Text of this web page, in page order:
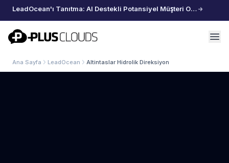
LeadOcean'ı Tanıtma: AI Destekli Potansiyel Müşteri Oluşturma, Özenle Seçilmiş Veriler, Zahmetsiz Büyüme
PlusClouds
Ana Sayfa LeadOcean Altintaslar Hidrolik Direksiyon